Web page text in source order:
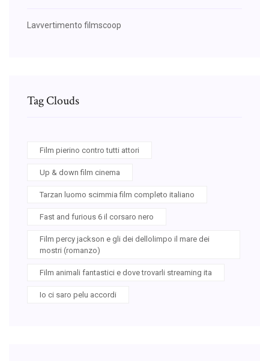
Lavvertimento filmscoop
Tag Clouds
Film pierino contro tutti attori
Up & down film cinema
Tarzan luomo scimmia film completo italiano
Fast and furious 6 il corsaro nero
Film percy jackson e gli dei dellolimpo il mare dei
mostri (romanzo)
Film animali fantastici e dove trovarli streaming ita
Io ci saro pelu accordi